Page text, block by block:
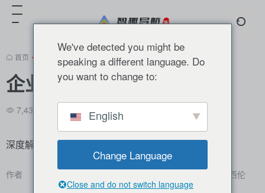
首页 • 正文
企业AI之旅
7,431
深度解析AI如何赋能千行百业
作者
[德]拉尔夫·T.克罗伊策(Ralf T. Kreutzer) / [德]玛丽·西伦
贝格(Marie Sirrenberg)
We've detected you might be
speaking a different language. Do
you want to change to:
English
Change Language
Close and do not switch language